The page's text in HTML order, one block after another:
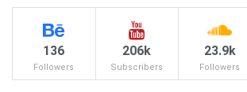
136
Followers
206k
Subscribers
23.9k
Followers